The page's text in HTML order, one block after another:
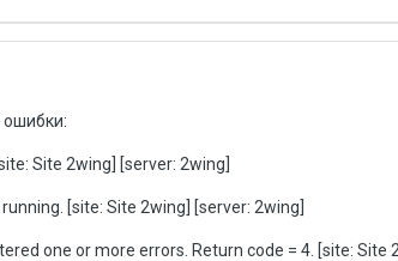
ошибки:
Site 2wing] [server: 2wing]
[site: Site 2wing] [server: 2wing]
one or more errors. Return code = 4. [site: Site